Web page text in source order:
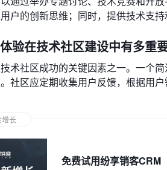
户的创新思维；同时，提供技术支
验在技术社区建设中有多重要
术社区成功的关键因素之一。一个
社区应定期收集用户反馈，根据用
增长
免费试用纷享销客CRM